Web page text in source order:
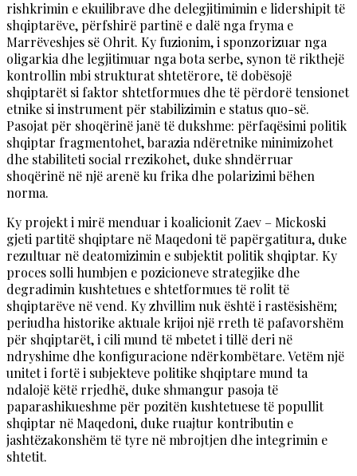
rishkrimin e ekuilibrave dhe delegjitimimin e lidershipit të
shqiptarëve, përfshirë partinë e dalë nga fryma e
Marrëveshjes së Ohrit. Ky fuzionim, i sponzorizuar nga
oligarkia dhe legjitimuar nga bota serbe, synon të rikthejë
kontrollin mbi strukturat shtetërore, të dobësojë
shqiptarët si faktor shtetformues dhe të përdorë tensionet
etnike si instrument për stabilizimin e status quo-së.
Pasojat për shoqërinë janë të dukshme: përfaqësimi politik
shqiptar fragmentohet, barazia ndëretnike minimizohet
dhe stabiliteti social rrezikohet, duke shndërruar
shoqërinë në një arenë ku frika dhe polarizimi bëhen
norma.
Ky projekt i mirë menduar i koalicionit Zaev – Mickoski
gjeti partitë shqiptare në Maqedoni të papërgatitura, duke
rezultuar në deatomizimin e subjektit politik shqiptar. Ky
proces solli humbjen e pozicioneve strategjike dhe
degradimin kushtetues e shtetformues të rolit të
shqiptarëve në vend. Ky zhvillim nuk është i rastësishëm;
periudha historike aktuale krijoi një rreth të pafavorshëm
për shqiptarët, i cili mund të mbetet i tillë deri në
ndryshime dhe konfiguracione ndërkombëtare. Vetëm një
unitet i fortë i subjekteve politike shqiptare mund ta
ndalojë këtë rrjedhë, duke shmangur pasoja të
paparashikueshme për pozitën kushtetuese të popullit
shqiptar në Maqedoni, duke ruajtur kontributin e
jashtëzakonshëm të tyre në mbrojtjen dhe integrimin e
shtetit.